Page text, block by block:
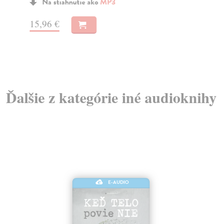
15,96 €
Ďalšie z kategórie iné audioknihy
E-AUDIO